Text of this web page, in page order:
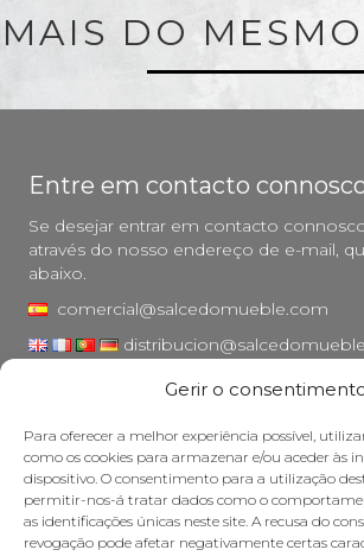
Gerir o
Para oferecer a melhor experiência possível,
como os cookies para armazenar e/ou aceder às
dispositivo. O consentimento para a utilização
permitir-nos-á tratar dados como o
as identificações únicas neste site. A recusa do
revogação pode afetar negativamente certas
MAIS DO
Entre em contacto
Se desejar entrar em contacto
através do nosso endereço de e-mail,
abaixo.
comercial@salcedomueble.com
Rua Arturo San Juan, 1 - Viana,
Instagram
Aviso legal
Política de privacidade
Política de cookies